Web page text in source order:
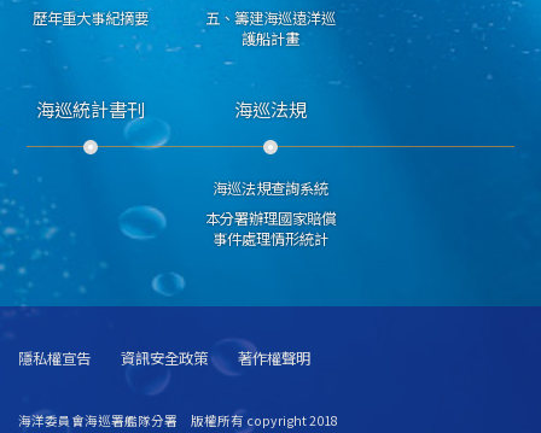
歷年重大事紀摘要
五、籌建海巡遠洋巡
護船計畫
海巡統計書刊 海巡法規
海巡法規查詢系統
本分署辦理國家賠償
事件處理情形統計
隱私權宣告 資訊安全政策 著作權聲明
海洋委員會海巡署艦隊分署 版權所有 copyright 2018